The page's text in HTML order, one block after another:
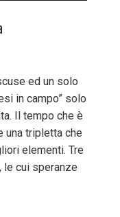
ed un solo
in campo” solo
Il tempo che è
una tripletta che
elementi. Tre
le cui speranze